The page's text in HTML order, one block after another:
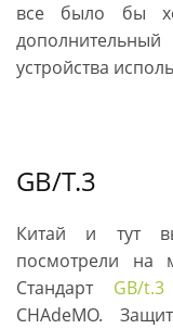
все было бы
устройства
GB/T.3
Китай и тут
посмотрели на
Стандарт GB/t.3
CHAdeMO.